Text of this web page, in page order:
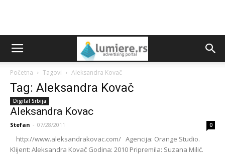
Početna Tagovi Aleksandra Kovač
Tag: Aleksandra Kovač
Digital Srbija
Aleksandra Kovac
Stefan - 07/28/2011 0
http://www.aleksandrakovac.com/ Agencija: Orange Studio.
Klijent: Aleksandra Kovač Godina: 2010 Pripremila: Suzana Milić.